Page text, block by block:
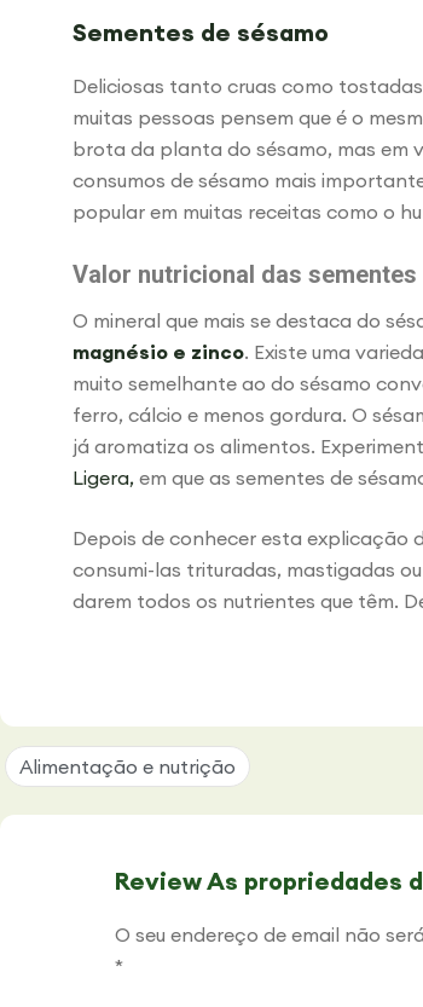
Sementes de sésamo
Deliciosas tanto cruas como
muitas pessoas pensem que é o
brota da planta do sésamo, mas em
consumos de sésamo mais
popular em muitas receitas como o
Valor nutricional das sementes
O mineral que mais se destaca do
magnésio e zinco. Existe uma
muito semelhante ao do sésamo
ferro, cálcio e menos gordura. O
já aromatiza os alimentos.
Ligera, em que as sementes de
Depois de conhecer esta explicação
consumi-las trituradas, mastigadas
darem todos os nutrientes que têm.
Alimentação e nutrição
Review As propriedades
O seu endereço de email não
*